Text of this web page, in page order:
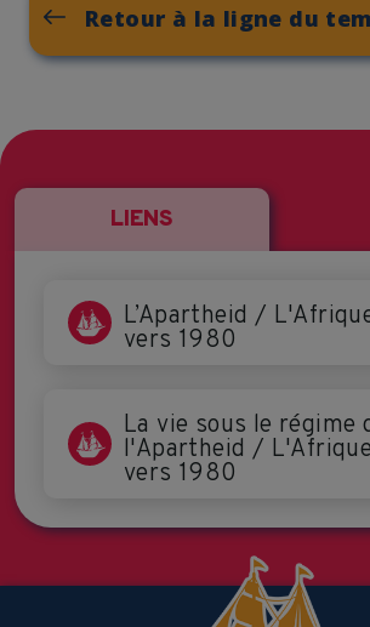
Retour à la ligne du
LIENS
L’Apartheid /
vers 1980
La vie sous le régime
l'Apartheid /
vers 1980